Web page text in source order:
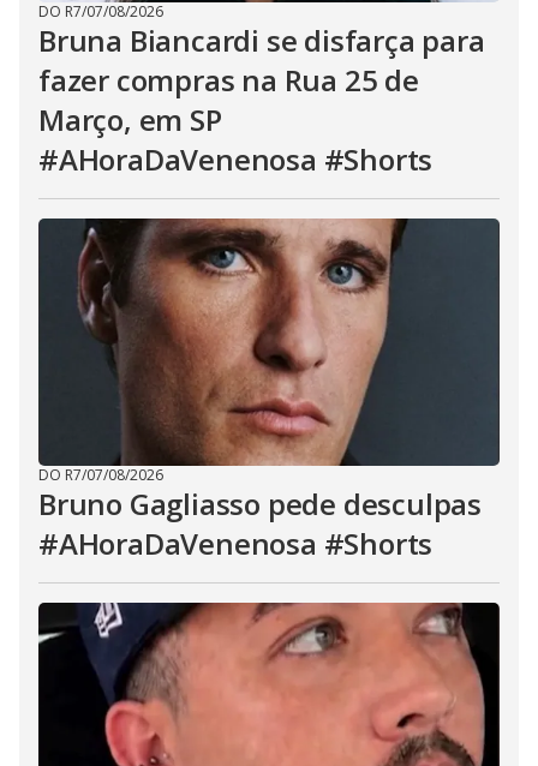
DO R7/07/08/2026
Bruna Biancardi se disfarça para
fazer compras na Rua 25 de
Março, em SP
#AHoraDaVenenosa #Shorts
DO R7/07/08/2026
Bruno Gagliasso pede desculpas
#AHoraDaVenenosa #Shorts